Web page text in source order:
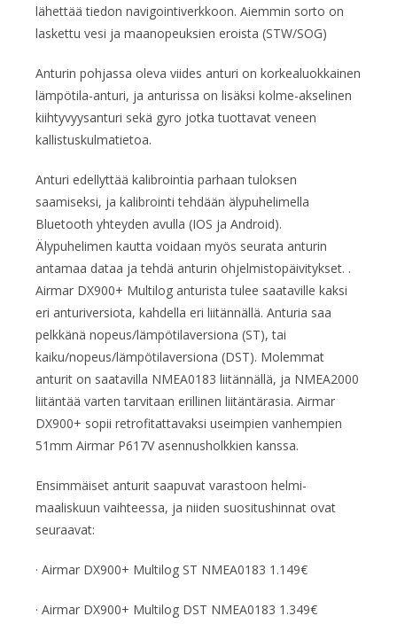
lähettää tiedon navigointiverkkoon. Aiemmin sorto on
laskettu vesi ja maanopeuksien eroista (STW/SOG)
Anturin pohjassa oleva viides anturi on korkealuokkainen
lämpötila-anturi, ja anturissa on lisäksi kolme-akselinen
kiihtyvyysanturi sekä gyro jotka tuottavat veneen
kallistuskulmatietoa.
Anturi edellyttää kalibrointia parhaan tuloksen
saamiseksi, ja kalibrointi tehdään älypuhelimella
Bluetooth yhteyden avulla (IOS ja Android).
Älypuhelimen kautta voidaan myös seurata anturin
antamaa dataa ja tehdä anturin ohjelmistopäivitykset. .
Airmar DX900+ Multilog anturista tulee saataville kaksi
eri anturiversiota, kahdella eri liitännällä. Anturia saa
pelkkänä nopeus/lämpötilaversiona (ST), tai
kaiku/nopeus/lämpötilaversiona (DST). Molemmat
anturit on saatavilla NMEA0183 liitännällä, ja NMEA2000
liitäntää varten tarvitaan erillinen liitäntärasia. Airmar
DX900+ sopii retrofitattavaksi useimpien vanhempien
51mm Airmar P617V asennusholkkien kanssa.
Ensimmäiset anturit saapuvat varastoon helmi-
maaliskuun vaihteessa, ja niiden suositushinnat ovat
seuraavat:
· Airmar DX900+ Multilog ST NMEA0183 1.149€
· Airmar DX900+ Multilog DST NMEA0183 1.349€